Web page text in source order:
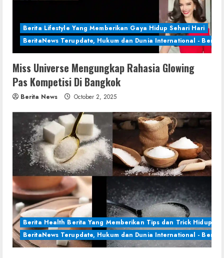
Berita Lifestyle Yang Memberikan Gaya Hidup Sehari Hari
BeritaNews Terupdate, Hukum dan Dunia International - Berita
Miss Universe Mengungkap Rahasia Glowing
Pas Kompetisi Di Bangkok
Berita News October 2, 2025
Berita Health Berita Yang Memberikan Tips dan Trick Hidup
BeritaNews Terupdate, Hukum dan Dunia International - Berita